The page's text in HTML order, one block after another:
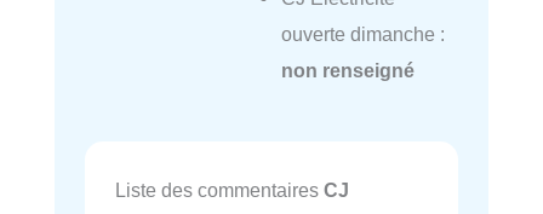
ouverte dimanche :
non renseigné
Liste des commentaires CJ